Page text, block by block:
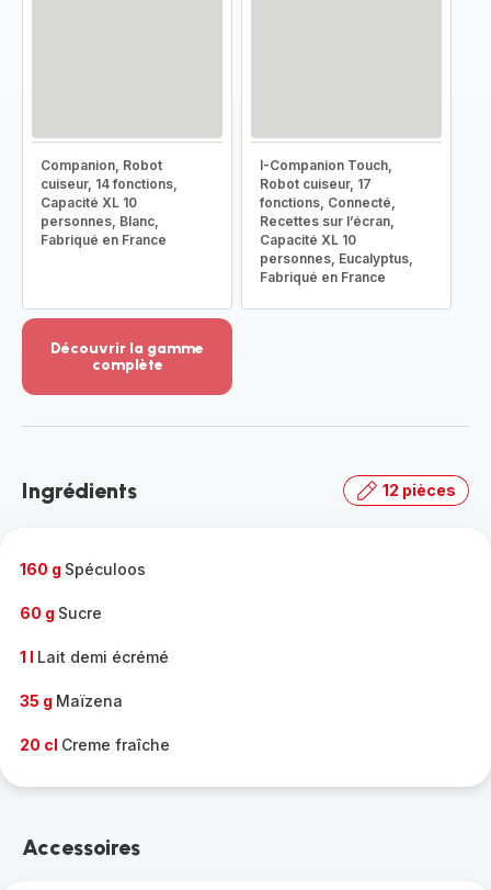
Companion, Robot
cuiseur, 14 fonctions,
Capacité XL 10
personnes, Blanc,
Fabriqué en France
I-Companion Touch,
Robot cuiseur, 17
fonctions, Connecté,
Recettes sur l’écran,
Capacité XL 10
personnes, Eucalyptus,
Fabriqué en France
Découvrir la gamme
complète
-
gamme
Ingrédients 12 pièces
160 g Spéculoos
60 g Sucre
1 l Lait demi écrémé
35 g Maïzena
20 cl Creme fraîche
Accessoires